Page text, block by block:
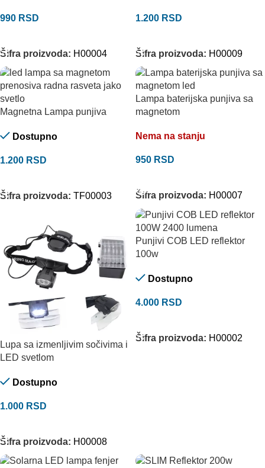
990 RSD
Šifra proizvoda: H00004
1.200 RSD
Šifra proizvoda: H00009
Magnetna Lampa punjiva
Dostupno
1.200 RSD
Šifra proizvoda: TF00003
Lampa baterijska punjiva sa
magnetom
Nema na stanju
950 RSD
Šifra proizvoda: H00007
Lupa sa izmenljivim sočivima i
LED svetlom
Dostupno
1.000 RSD
Šifra proizvoda: H00008
Punjivi COB LED reflektor
100w
Dostupno
4.000 RSD
Šifra proizvoda: H00002